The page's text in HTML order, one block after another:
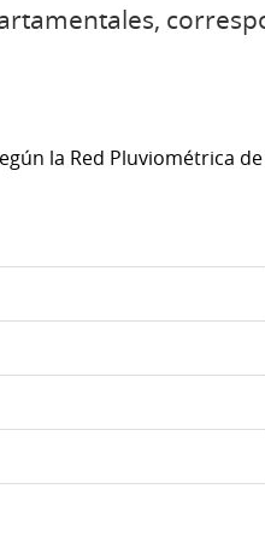
la Red Pluviométrica